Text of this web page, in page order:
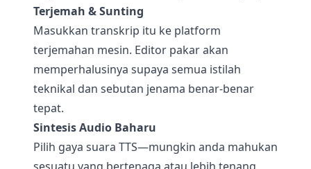
Terjemah & Sunting
Masukkan transkrip itu ke platform
terjemahan mesin. Editor pakar akan
memperhalusinya supaya semua istilah
teknikal dan sebutan jenama benar-benar
tepat.
Sintesis Audio Baharu
Pilih gaya suara TTS—mungkin anda mahukan